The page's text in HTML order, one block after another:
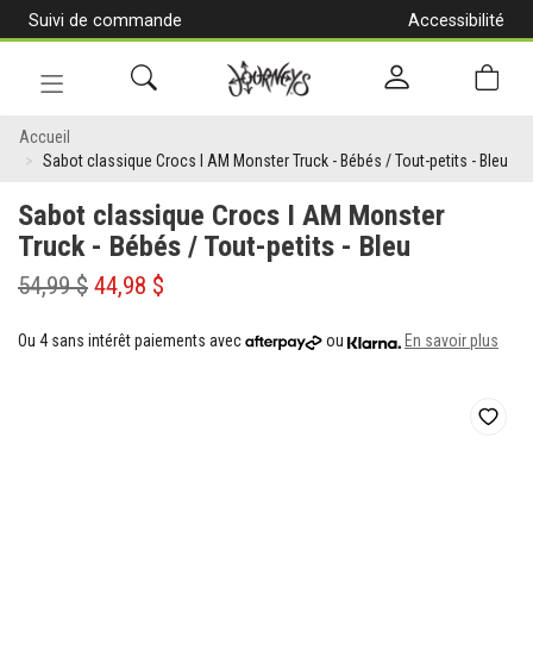
Suivi de commande
Accessibilité
en
alternance
Sabot
classique
Crocs
AM
Monster
Accueil
Sabot classique Crocs I AM Monster Truck - Bébés / Tout-petits - Bleu
Sabot classique Crocs I AM Monster
Truck - Bébés / Tout-petits - Bleu
54,99 $ 44,98 $
Ou 4 sans intérêt paiements avec ou En savoir plus